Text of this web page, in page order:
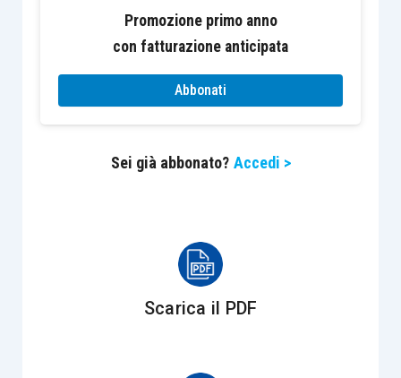
località del Molise e dell’Abruzzo (province di
Campobasso, Isernia, L’Aquila, Pescara, Teramo,
30% per le piccole.
della base su cui calcolare l’agevolazione
non più al netto ma al lordo
degli ammortamenti fiscali dedotti nel periodo
Promozione primo anno
con fatturazione anticipata
Abbonati
Sei già abbonato? Accedi >
Scarica il PDF